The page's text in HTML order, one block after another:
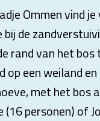
Ommen vind
bij de
rand van het
op een weiland
met het
(16 personen) of